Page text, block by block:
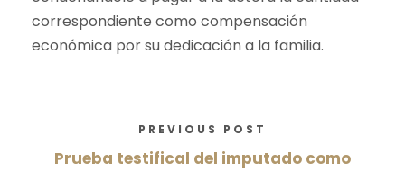
correspondiente como compensación
económica por su dedicación a la familia.
PREVIOUS POST
Prueba testifical del imputado como